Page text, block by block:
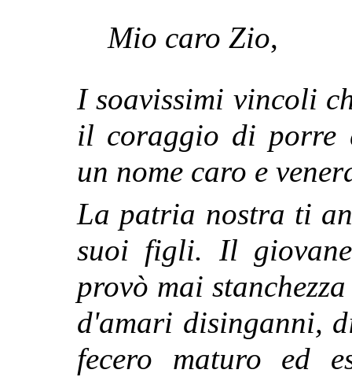
Mio caro Zio,
I soavissimi vincoli
il coraggio di porre
un nome caro e
La patria nostra ti
suoi figli. Il
provò mai
d'amari disinganni,
fecero maturo ed